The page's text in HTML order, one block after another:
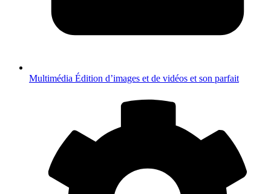
Multimédia Édition d’images et de vidéos et son parfait